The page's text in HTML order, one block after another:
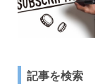
記事を検索